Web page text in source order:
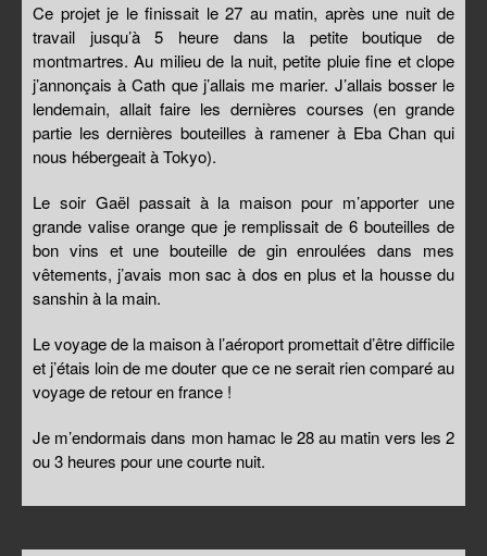
Ce projet je le finissait le 27 au matin, après une nuit de
travail jusqu’à 5 heure dans la petite boutique de
montmartres. Au milieu de la nuit, petite pluie fine et clope
j’annonçais à Cath que j’allais me marier. J’allais bosser le
lendemain, allait faire les dernières courses (en grande
partie les dernières bouteilles à ramener à Eba Chan qui
nous hébergeait à Tokyo).
Le soir Gaël passait à la maison pour m’apporter une
grande valise orange que je remplissait de 6 bouteilles de
bon vins et une bouteille de gin enroulées dans mes
vêtements, j’avais mon sac à dos en plus et la housse du
sanshin à la main.
Le voyage de la maison à l’aéroport promettait d’être difficile
et j’étais loin de me douter que ce ne serait rien comparé au
voyage de retour en france !
Je m’endormais dans mon hamac le 28 au matin vers les 2
ou 3 heures pour une courte nuit.